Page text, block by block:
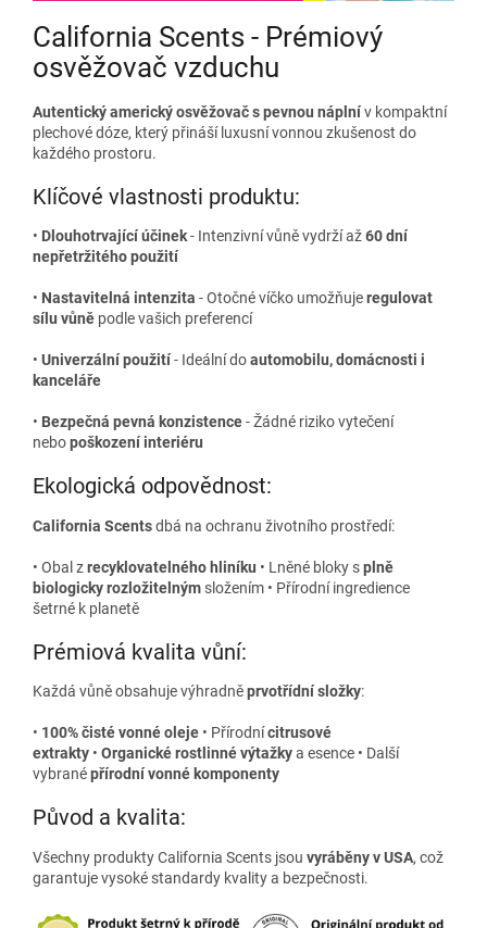
California Scents - Prémiový
osvěžovač vzduchu
Autentický americký osvěžovač s pevnou náplnív kompaktní
plechové dóze, který přináší luxusní vonnou zkušenost do
každého prostoru.
Klíčové vlastnosti produktu:
• Dlouhotrvající účinek- Intenzivní vůně vydrží až60 dní
nepřetržitého použití
• Nastavitelná intenzita - Otočné víčko umožňujeregulovat
sílu vůně podle vašich preferencí
• Univerzální použití- Ideální doautomobilu, domácnosti i
kanceláře
• Bezpečná pevná konzistence- Žádné riziko vytečení
nebopoškození interiéru
Ekologická odpovědnost:
California Scentsdbá na ochranu životního prostředí:
• Obal zrecyklovatelného hliníku • Lněné bloky splně
biologicky rozložitelným složením • Přírodní ingredience
šetrné k planetě
Prémiová kvalita vůní:
Každá vůně obsahuje výhradněprvotřídní složky:
• 100% čisté vonné oleje • Přírodnícitrusové
extrakty • Organické rostlinné výtažkya esence • Další
vybranépřírodní vonné komponenty
Původ a kvalita:
Všechny produkty California Scents jsou vyráběny v USA, což
garantuje vysoké standardy kvality a bezpečnosti.